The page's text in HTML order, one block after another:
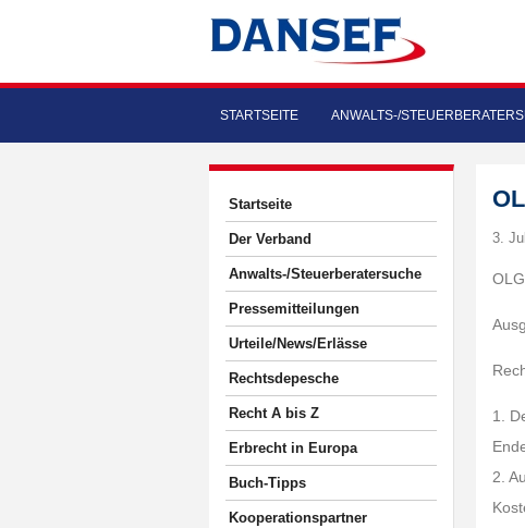
STARTSEITE ANWALTS-/
Startseite
Der Verband
Anwalts-/Steuerberatersuche
Pressemitteilungen
Urteile/News/Erlässe
Rechtsdepesche
Recht A bis Z
Erbrecht in Europa
Buch-Tipps
Kooperationspartner
3.
1.
2.